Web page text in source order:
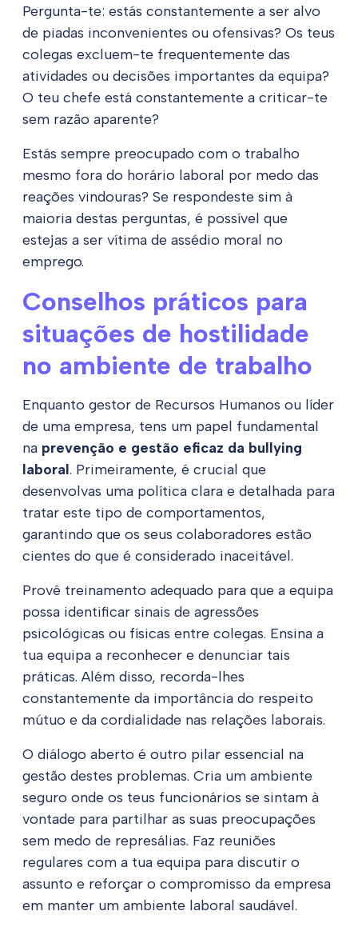
Pergunta-te: estás constantemente a ser alvo
de piadas inconvenientes ou ofensivas? Os teus
colegas excluem-te frequentemente das
atividades ou decisões importantes da equipa?
O teu chefe está constantemente a criticar-te
sem razão aparente?
Estás sempre preocupado com o trabalho
mesmo fora do horário laboral por medo das
reações vindouras? Se respondeste sim à
maioria destas perguntas, é possível que
estejas a ser vítima de assédio moral no
emprego.
Conselhos práticos para
situações de hostilidade
no ambiente de trabalho
Enquanto gestor de Recursos Humanos ou líder
de uma empresa, tens um papel fundamental
na prevenção e gestão eficaz da bullying
laboral. Primeiramente, é crucial que
desenvolvas uma política clara e detalhada para
tratar este tipo de comportamentos,
garantindo que os seus colaboradores estão
cientes do que é considerado inaceitável.
Provê treinamento adequado para que a equipa
possa identificar sinais de agressões
psicológicas ou físicas entre colegas. Ensina a
tua equipa a reconhecer e denunciar tais
práticas. Além disso, recorda-lhes
constantemente da importância do respeito
mútuo e da cordialidade nas relações laborais.
O diálogo aberto é outro pilar essencial na
gestão destes problemas. Cria um ambiente
seguro onde os teus funcionários se sintam à
vontade para partilhar as suas preocupações
sem medo de represálias. Faz reuniões
regulares com a tua equipa para discutir o
assunto e reforçar o compromisso da empresa
em manter um ambiente laboral saudável.